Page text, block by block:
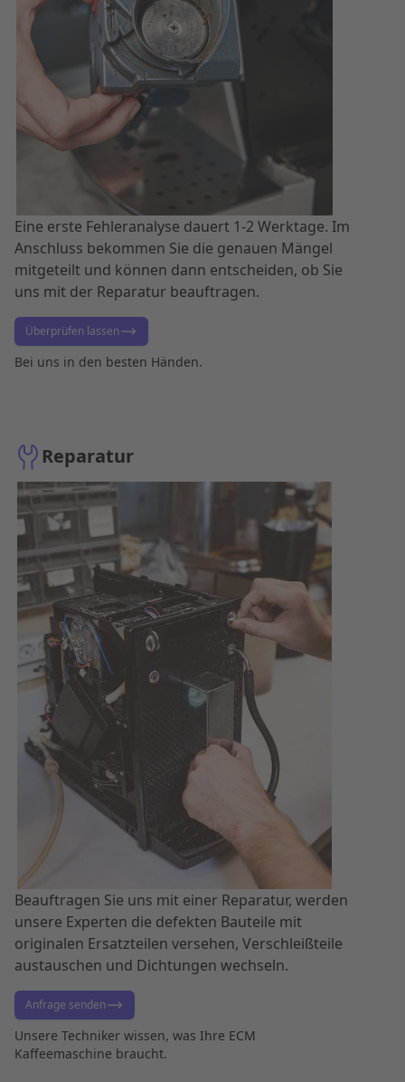
Eine erste Fehleranalyse dauert 1-2 Werktage. Im
Anschluss bekommen Sie die genauen Mängel
mitgeteilt und können dann entscheiden, ob Sie
uns mit der Reparatur beauftragen.
Überprüfen lassen
Bei uns in den besten Händen.
Reparatur
Beauftragen Sie uns mit einer Reparatur, werden
unsere Experten die defekten Bauteile mit
originalen Ersatzteilen versehen, Verschleißteile
austauschen und Dichtungen wechseln.
Anfrage senden
Unsere Techniker wissen, was Ihre ECM
Kaffeemaschine braucht.